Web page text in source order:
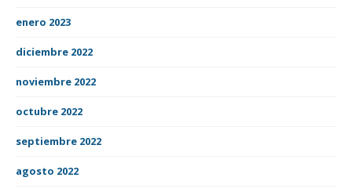
enero 2023
diciembre 2022
noviembre 2022
octubre 2022
septiembre 2022
agosto 2022